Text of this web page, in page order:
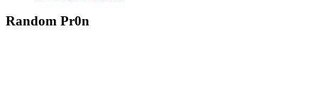
Random Pr0n